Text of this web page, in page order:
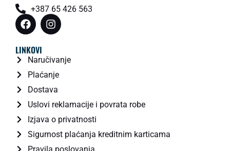
+387 65 426 563
LINKOVI
Naručivanje
Plaćanje
Dostava
Uslovi reklamacije i povrata robe
Izjava o privatnosti
Sigurnost plaćanja kreditnim karticama